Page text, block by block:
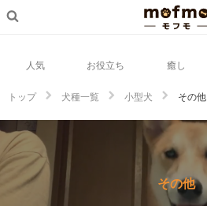
人気 お役立ち 癒し
トップ 犬種一覧 小型犬 その他
その他